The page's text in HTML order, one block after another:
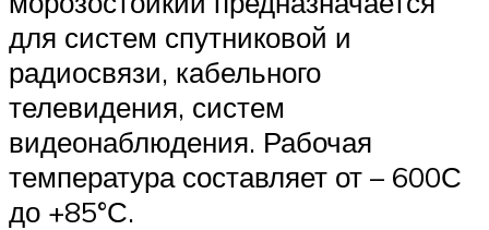
для систем спутниковой и
радиосвязи, кабельного
телевидения, систем
видеонаблюдения. Рабочая
температура составляет от – 600С
до +85°С.